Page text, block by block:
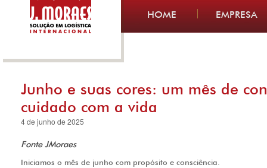
HOME EMPRESA
Junho e suas cores: um mês de
cuidado com a vida
4 de junho de 2025
Fonte JMoraes
Iniciamos o mês de junho com propósito e consciência.